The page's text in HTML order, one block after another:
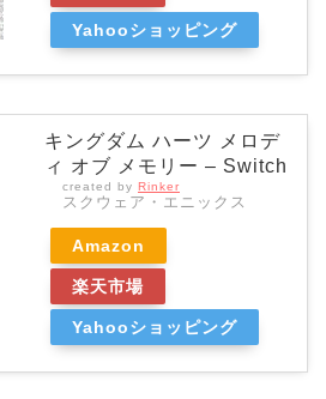
Yahooショッピング
キングダム ハーツ メロデ
ィ オブ メモリー – Switch
created by Rinker
スクウェア・エニックス
Amazon
楽天市場
Yahooショッピング